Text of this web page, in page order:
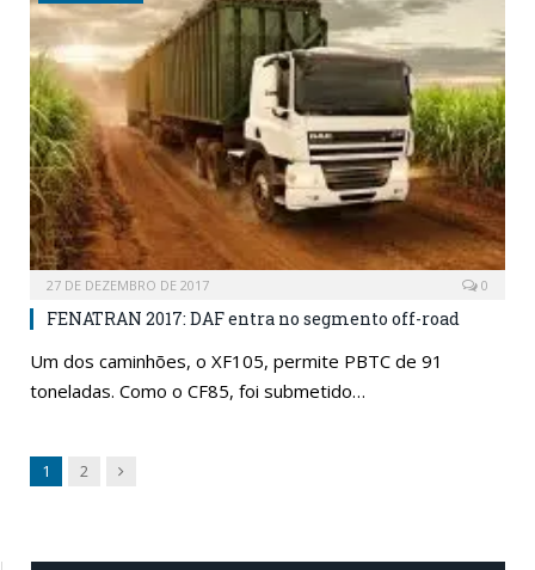
27 DE DEZEMBRO DE 2017 0
FENATRAN 2017: DAF entra no segmento off-road
Um dos caminhões, o XF105, permite PBTC de 91
toneladas. Como o CF85, foi submetido…
1 2 Next